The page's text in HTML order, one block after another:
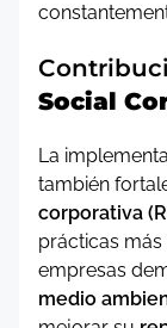
Social
La
también
corporativa
prácticas
empresas
medio